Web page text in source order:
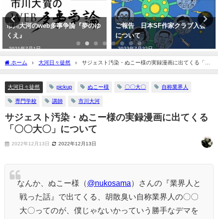
市川大河のweb多事争論『夢のゆ
くえ』
2021年7月1日
ご報告 日本SF作家クラブ入会
について
2022年7月22日
ホーム 大河日々徒然
サジェスト汚染・ぬこー様の実録漫画に出てくる「〇
〇大〇」について
大河日々徒然 pickup ぬこー様 〇〇大〇 自称業界人
専門学校 講師 市川大河
サジェスト汚染・ぬこー様の実録漫画に出てくる
「〇〇大〇」について
2022年12月13日 2022年12月13日
なんか、ぬこー様（@nukosama）さんの『業界人と
戦った話』で出てくる、胡散臭い自称業界人の〇〇
大〇ってのが、僕じゃないかっていう勝手なデマを